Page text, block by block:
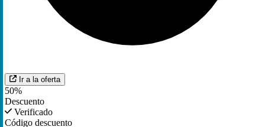
Ir a la oferta
50%
Descuento
Verificado
Código descuento